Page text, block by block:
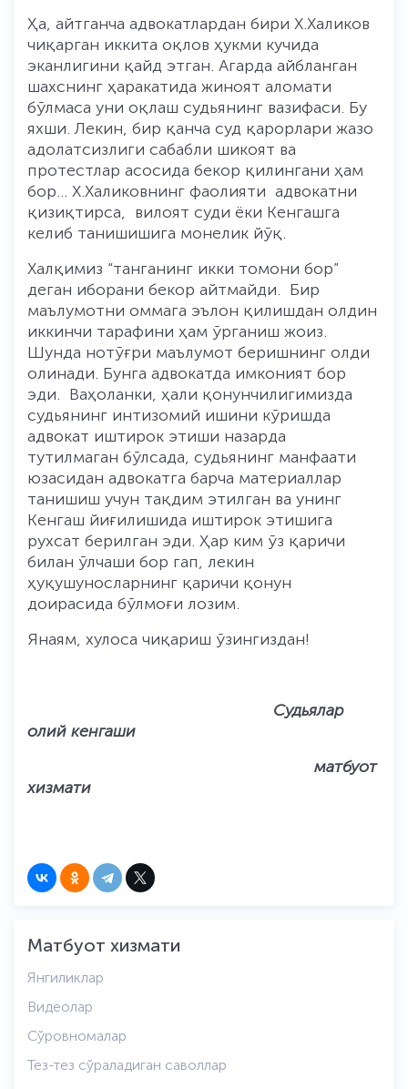
Ҳа, айтганча адвокатлардан бири Х.Халиков
чиқарган иккита оқлов ҳукми кучида
эканлигини қайд этган. Агарда айбланган
шахснинг ҳаракатида жиноят аломати
бўлмаса уни оқлаш судьянинг вазифаси. Бу
яхши. Лекин, бир қанча суд қарорлари жазо
адолатсизлиги сабабли шикоят ва
протестлар асосида бекор қилингани ҳам
бор... Х.Халиковнинг фаолияти адвокатни
қизиқтирса, вилоят суди ёки Кенгашга
келиб танишишига монелик йўқ.
Халқимиз “танганинг икки томони бор”
деган иборани бекор айтмайди. Бир
маълумотни оммага эълон қилишдан олдин
иккинчи тарафини ҳам ўрганиш жоиз.
Шунда нотўғри маълумот беришнинг олди
олинади. Бунга адвокатда имконият бор
эди. Ваҳоланки, ҳали қонунчилигимизда
судьянинг интизомий ишини кўришда
адвокат иштирок этиши назарда
тутилмаган бўлсада, судьянинг манфаати
юзасидан адвокатга барча материаллар
танишиш учун тақдим этилган ва унинг
Кенгаш йиғилишида иштирок этишига
рухсат берилган эди. Ҳар ким ўз қаричи
билан ўлчаши бор гап, лекин
ҳуқушуносларнинг қаричи қонун
доирасида бўлмоғи лозим.
Янаям, хулоса чиқариш ўзингиздан!
Судьялар
олий кенгаши
матбуот
хизмати
Матбуот хизмати
Янгиликлар
Видеолар
Сўровномалар
Тез-тез сўраладиган саволлар